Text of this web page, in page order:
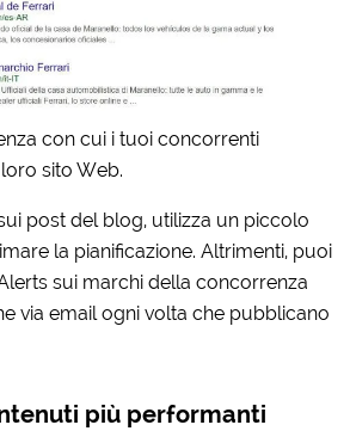
con cui i tuoi concorrenti
sito Web.
post del blog, utilizza un piccolo
la pianificazione. Altrimenti, puoi
sui marchi della concorrenza
via email ogni volta che pubblicano
più performanti